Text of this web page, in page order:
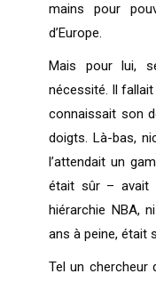
mains pour
d’Europe.
Mais pour lui,
nécessité. Il fallait
connaissait son
doigts. Là-bas,
l’attendait un
était sûr – avait
hiérarchie NBA,
ans à peine, était
Tel un chercheur